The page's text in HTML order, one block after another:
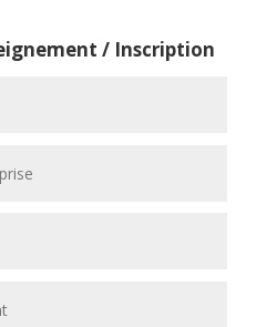
/ Inscription